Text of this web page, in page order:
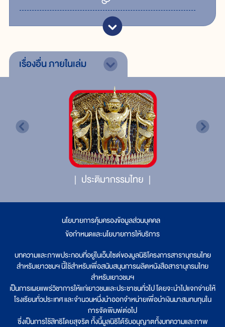
เรื่องอื่นภายในเล่ม
ประติมากรรมไทย
นโยบายการคุ้มครองข้อมูลส่วนบุคคล
ข้อกำหนดและนโยบายการให้บริการ
บทความและภาพประกอบที่อยู่ในเว็บไซต์ของมูลนิธิโครงการสารานุกรมไทย
สำหรับเยาวชนฯ นี้ใช้สำหรับเพื่อสนับสนุนการผลิตหนังสือสารานุกรมไทย
สำหรับเยาวชนฯ
เป็นการเผยแพร่วิชาการให้แก่เยาวชนและประชาชนทั่วไป โดยจะนำไปแจกจ่ายให้
โรงเรียนทั่วประเทศ และจำนวนหนึ่งนำออกจำหน่ายเพื่อนำเงินมาสมทบทุนใน
การจัดพิมพ์ต่อไป
ซึ่งเป็นการใช้สิทธิโดยสุจริต ทั้งนี้มูลนิธิได้รับอนุญาตทั้งบทความและภาพ